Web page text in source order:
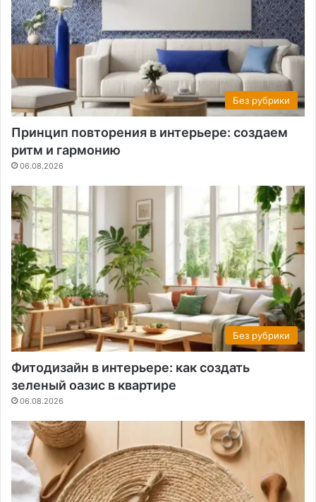
Без рубрики
Принцип повторения в интерьере: создаем
ритм и гармонию
06.08.2026
Без рубрики
Фитодизайн в интерьере: как создать
зеленый оазис в квартире
06.08.2026